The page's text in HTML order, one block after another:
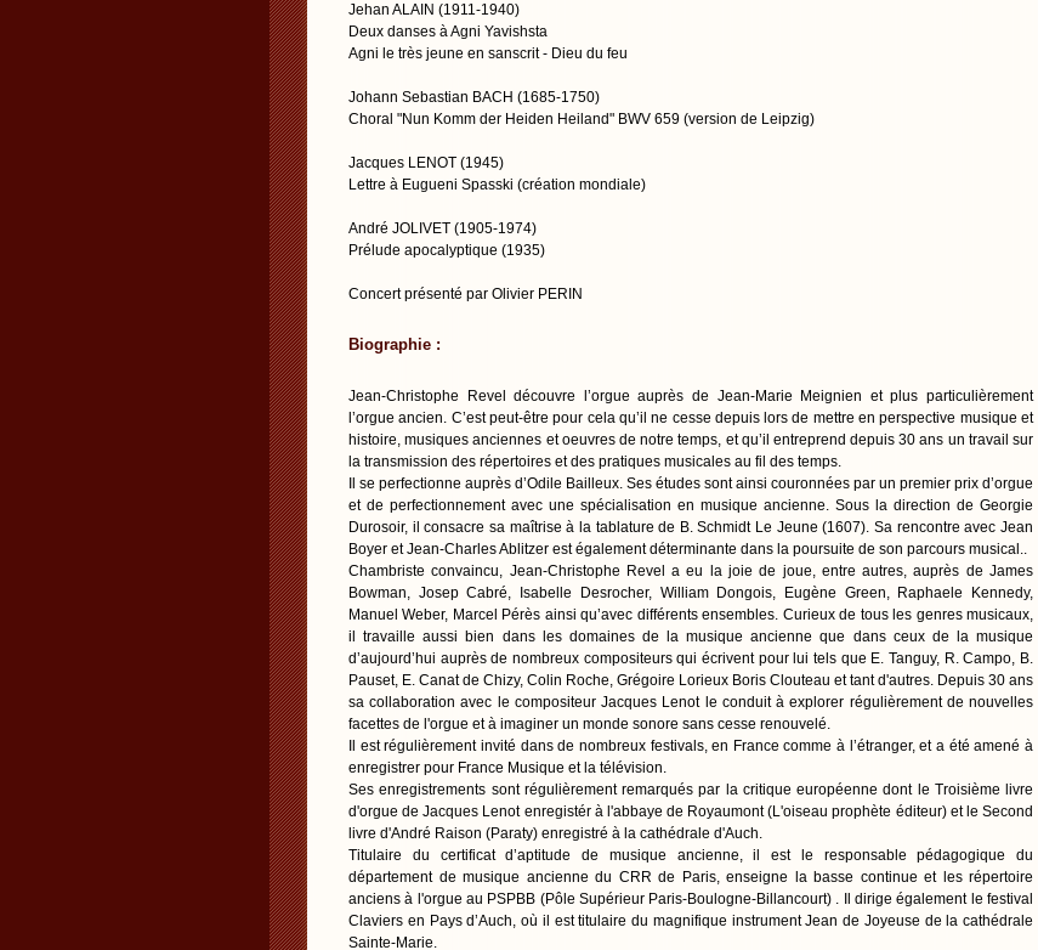
Jehan ALAIN (1911-1940)
Deux danses à Agni Yavishsta
Agni le très jeune en sanscrit - Dieu du feu
Johann Sebastian BACH (1685-1750)
Choral "Nun Komm der Heiden Heiland" BWV 659 (version de Leipzig)
Jacques LENOT (1945)
Lettre à Eugueni Spasski (création mondiale)
André JOLIVET (1905-1974)
Prélude apocalyptique (1935)
Concert présenté par Olivier PERIN
Biographie :
Jean-Christophe Revel découvre l’orgue auprès de Jean-Marie Meignien et plus particulièrement
l’orgue ancien. C’est peut-être pour cela qu’il ne cesse depuis lors de mettre en perspective musique et
histoire, musiques anciennes et oeuvres de notre temps, et qu’il entreprend depuis 30 ans un travail sur
la transmission des répertoires et des pratiques musicales au fil des temps.
Il se perfectionne auprès d’Odile Bailleux. Ses études sont ainsi couronnées par un premier prix d’orgue
et de perfectionnement avec une spécialisation en musique ancienne. Sous la direction de Georgie
Durosoir, il consacre sa maîtrise à la tablature de B. Schmidt Le Jeune (1607). Sa rencontre avec Jean
Boyer et Jean-Charles Ablitzer est également déterminante dans la poursuite de son parcours musical..
Chambriste convaincu, Jean-Christophe Revel a eu la joie de joue, entre autres, auprès de James
Bowman, Josep Cabré, Isabelle Desrocher, William Dongois, Eugène Green, Raphaele Kennedy,
Manuel Weber, Marcel Pérès ainsi qu’avec différents ensembles. Curieux de tous les genres musicaux,
il travaille aussi bien dans les domaines de la musique ancienne que dans ceux de la musique
d’aujourd’hui auprès de nombreux compositeurs qui écrivent pour lui tels que E. Tanguy, R. Campo, B.
Pauset, E. Canat de Chizy, Colin Roche, Grégoire Lorieux Boris Clouteau et tant d'autres. Depuis 30 ans
sa collaboration avec le compositeur Jacques Lenot le conduit à explorer régulièrement de nouvelles
facettes de l'orgue et à imaginer un monde sonore sans cesse renouvelé.
Il est régulièrement invité dans de nombreux festivals, en France comme à l’étranger, et a été amené à
enregistrer pour France Musique et la télévision.
Ses enregistrements sont régulièrement remarqués par la critique européenne dont le Troisième livre
d'orgue de Jacques Lenot enregistér à l'abbaye de Royaumont (L'oiseau prophète éditeur) et le Second
livre d'André Raison (Paraty) enregistré à la cathédrale d'Auch.
Titulaire du certificat d’aptitude de musique ancienne, il est le responsable pédagogique du
département de musique ancienne du CRR de Paris, enseigne la basse continue et les répertoire
anciens à l'orgue au PSPBB (Pôle Supérieur Paris-Boulogne-Billancourt) . Il dirige également le festival
Claviers en Pays d’Auch, où il est titulaire du magnifique instrument Jean de Joyeuse de la cathédrale
Sainte-Marie.